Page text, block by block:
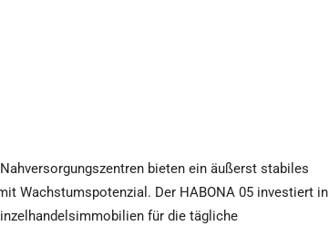
bieten ein äußerst stabiles
Wachstumspotenzial. Der HABONA 05 investiert in
für die tägliche